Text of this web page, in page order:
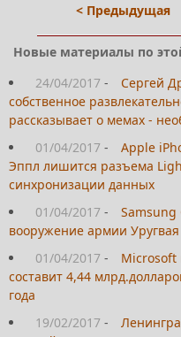
< Предыдущая
Новые материалы по
24/04/2017 -
Сергей
собственное
рассказывает о мемах -
01/04/2017 -
Apple
Эппл лишится разъема
синхронизации данных
01/04/2017 -
Samsung
вооружение армии Уругвая
01/04/2017 -
Microsoft
составит 4,44
года
19/02/2017 -